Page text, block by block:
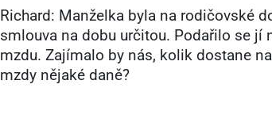
Richard: Manželka byla na rodičovské
smlouva na dobu určitou. Podařilo se jí
mzdu. Zajímalo by nás, kolik dostane
mzdy nějaké daně?